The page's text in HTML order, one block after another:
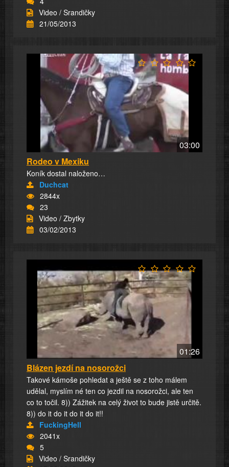
Video / Srandičky
21/05/2013
03:00
Rodeo v Mexiku
Koník dostal naloženo…
Duchcat
2844x
23
Video / Zbytky
03/02/2013
01:26
Blázen jezdí na nosorožci
Takové kámoše pohledat a ještě se z toho málem
udělal, myslím né ten co jezdil na nosorožci, ale ten
co to točil. 8)) Zážitek na celý život to bude jistě určitě.
8)) do it do it do it do it!!
FuckingHell
2041x
5
Video / Srandičky